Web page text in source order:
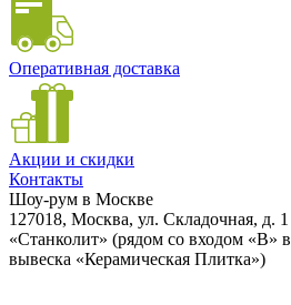
Оперативная доставка
Акции и скидки
Контакты
Шоу-рум в Москве
127018, Москва, ул. Складочная, д.
«Станколит» (рядом со входом «B»
вывеска «Керамическая Плитка»)